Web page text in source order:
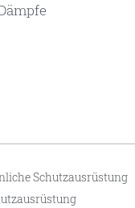
Schutzausrüstung